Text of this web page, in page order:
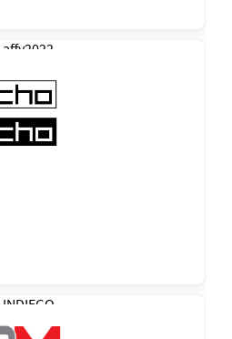
affy2022
INDIEGO